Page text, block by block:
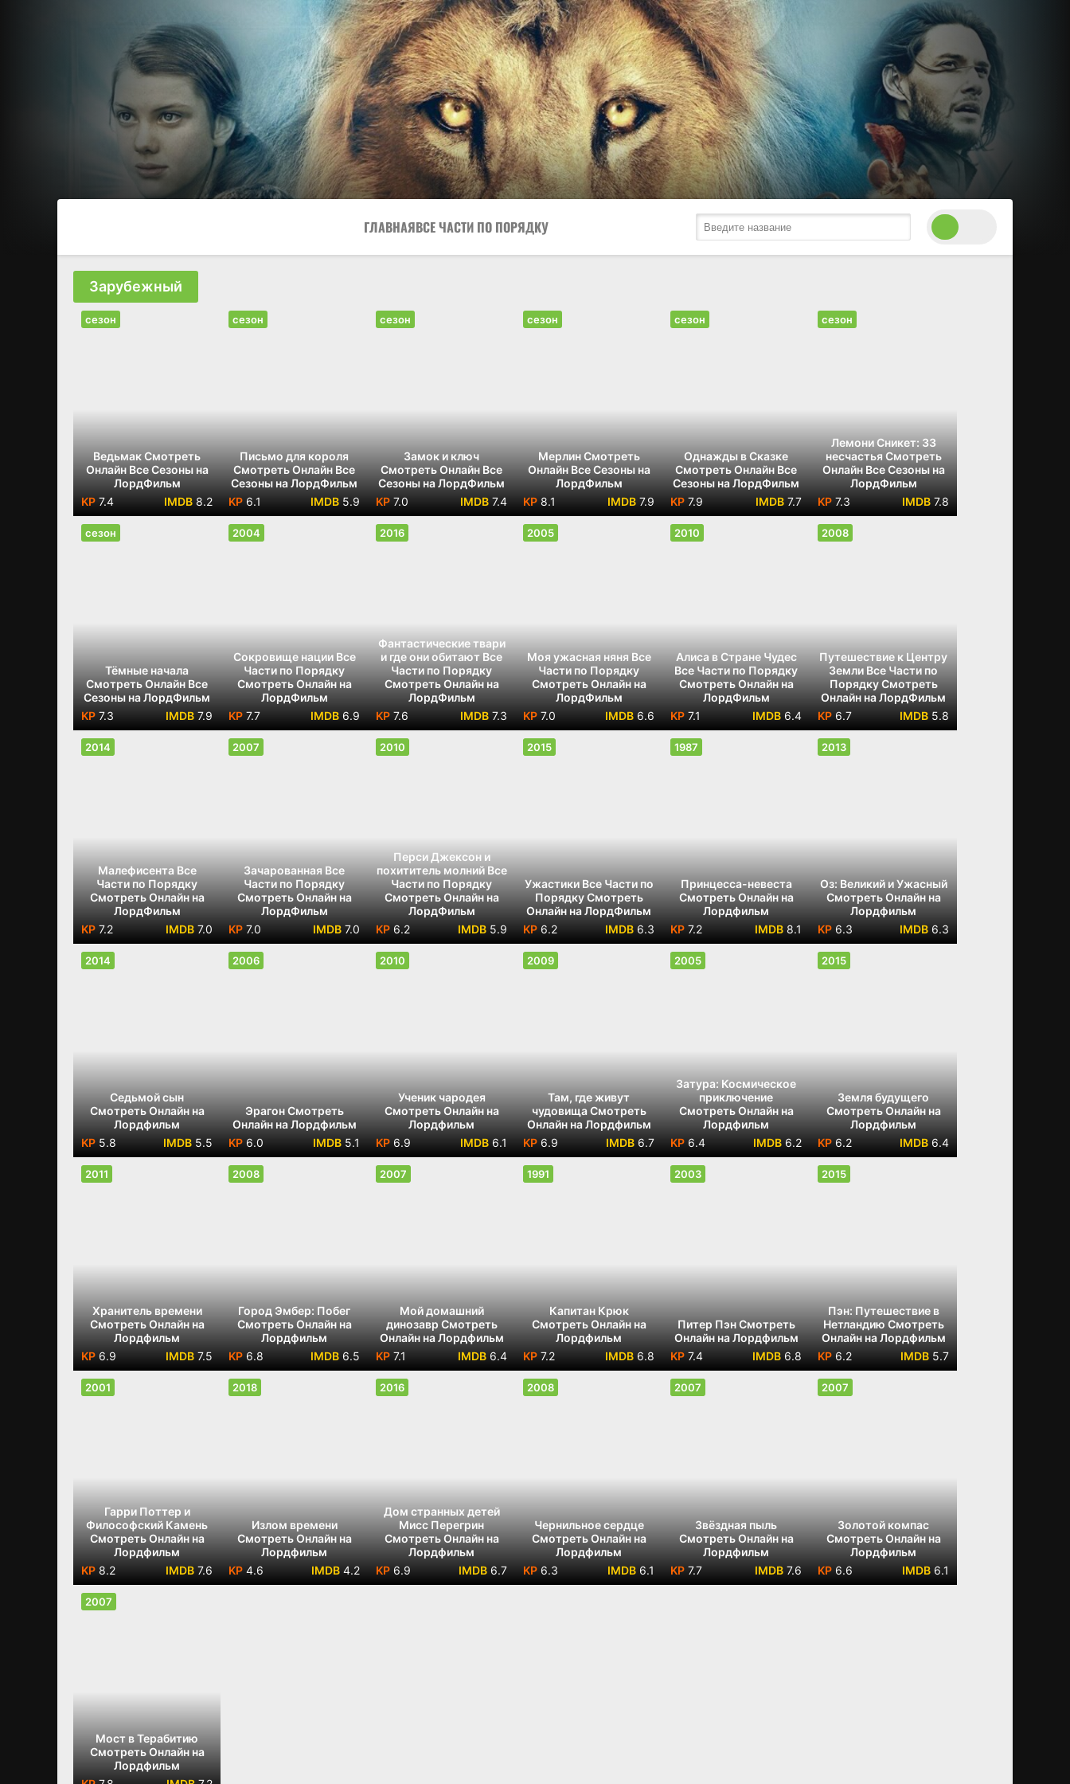
ГЛАВНАЯВСЕ ЧАСТИ ПО ПОРЯДКУ
Зарубежный
Ведьмак Смотреть
Онлайн Все Сезоны на
ЛордФильм
7.4
8.2
сезон
Письмо для короля
Смотреть Онлайн Все
Сезоны на ЛордФильм
6.1
5.9
сезон
Замок и ключ
Смотреть Онлайн Все
Сезоны на ЛордФильм
7.0
7.4
сезон
Мерлин Смотреть
Онлайн Все Сезоны на
ЛордФильм
8.1
7.9
сезон
Однажды в Сказке
Смотреть Онлайн Все
Сезоны на ЛордФильм
7.9
7.7
сезон
Лемони Сникет: 33
несчастья Смотреть
Онлайн Все Сезоны на
ЛордФильм
7.3
7.8
сезон
Тёмные начала
Смотреть Онлайн Все
Сезоны на ЛордФильм
7.3
7.9
сезон
Сокровище нации Все
Части по Порядку
Смотреть Онлайн на
ЛордФильм
7.7
6.9
2004
Фантастические твари
и где они обитают Все
Части по Порядку
Смотреть Онлайн на
ЛордФильм
7.6
7.3
2016
Моя ужасная няня Все
Части по Порядку
Смотреть Онлайн на
ЛордФильм
7.0
6.6
2005
Алиса в Стране Чудес
Все Части по Порядку
Смотреть Онлайн на
ЛордФильм
7.1
6.4
2010
Путешествие к Центру
Земли Все Части по
Порядку Смотреть
Онлайн на ЛордФильм
6.7
5.8
2008
Малефисента Все
Части по Порядку
Смотреть Онлайн на
ЛордФильм
7.2
7.0
2014
Зачарованная Все
Части по Порядку
Смотреть Онлайн на
ЛордФильм
7.0
7.0
2007
Перси Джексон и
похититель молний Все
Части по Порядку
Смотреть Онлайн на
ЛордФильм
6.2
5.9
2010
Ужастики Все Части по
Порядку Смотреть
Онлайн на ЛордФильм
6.2
6.3
2015
Принцесса-невеста
Смотреть Онлайн на
Лордфильм
7.2
8.1
1987
Оз: Великий и Ужасный
Смотреть Онлайн на
Лордфильм
6.3
6.3
2013
Седьмой сын
Смотреть Онлайн на
Лордфильм
5.8
5.5
2014
Эрагон Смотреть
Онлайн на Лордфильм
6.0
5.1
2006
Ученик чародея
Смотреть Онлайн на
Лордфильм
6.9
6.1
2010
Там, где живут
чудовища Смотреть
Онлайн на Лордфильм
6.9
6.7
2009
Затура: Космическое
приключение
Смотреть Онлайн на
Лордфильм
6.4
6.2
2005
Земля будущего
Смотреть Онлайн на
Лордфильм
6.2
6.4
2015
Хранитель времени
Смотреть Онлайн на
Лордфильм
6.9
7.5
2011
Город Эмбер: Побег
Смотреть Онлайн на
Лордфильм
6.8
6.5
2008
Мой домашний
динозавр Смотреть
Онлайн на Лордфильм
7.1
6.4
2007
Капитан Крюк
Смотреть Онлайн на
Лордфильм
7.2
6.8
1991
Питер Пэн Смотреть
Онлайн на Лордфильм
7.4
6.8
2003
Пэн: Путешествие в
Нетландию Смотреть
Онлайн на Лордфильм
6.2
5.7
2015
Гарри Поттер и
Философский Камень
Смотреть Онлайн на
Лордфильм
8.2
7.6
2001
Излом времени
Смотреть Онлайн на
Лордфильм
4.6
4.2
2018
Дом странных детей
Мисс Перегрин
Смотреть Онлайн на
Лордфильм
6.9
6.7
2016
Чернильное сердце
Смотреть Онлайн на
Лордфильм
6.3
6.1
2008
Звёздная пыль
Смотреть Онлайн на
Лордфильм
7.7
7.6
2007
Золотой компас
Смотреть Онлайн на
Лордфильм
6.6
6.1
2007
Мост в Терабитию
Смотреть Онлайн на
Лордфильм
2007